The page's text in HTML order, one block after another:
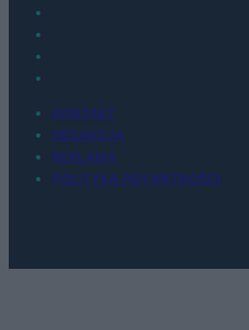
KONTAKT
REDAKCJA
REKLAMA
POLITYKA PRYWATNOŚCI